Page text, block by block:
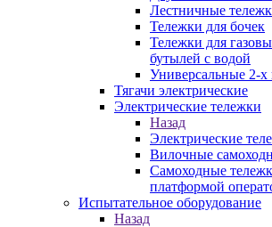
Лестничные
Тележки для бочек
Тележки для
бутылей с водой
Универсальные 2-х
Тягачи электрические
Электрические тележки
Назад
Электрические
Вилочные
Самоходные
платформой
Испытательное оборудование
Назад